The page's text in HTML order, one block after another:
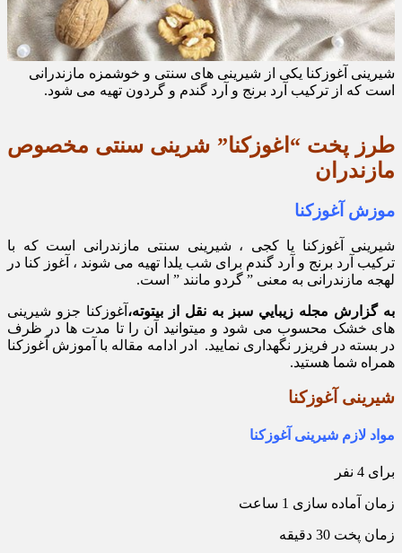
شیرینی آغوزکنا یکی از شیرینی های سنتی و خوشمزه مازندرانی
است که از ترکیب آرد برنج و آرد گندم و گردون تهیه می شود.
طرز پخت “اغوزکنا” شرینی سنتی مخصوص
مازندران
موزش آغوزکنا
شیرینی آغوزکنا یا کجی ، شیرینی سنتی مازندرانی است که با
ترکیب آرد برنج و آرد گندم برای شب یلدا تهیه می شوند ، آغوز کنا در
لهجه مازندرانی به معنی ” گردو مانند ” است.
به گزارش مجله زيبايي سبز به نقل از بیتوته، آغوزکنا جزو شیرینی
های خشک محسوب می شود و میتوانید آن را تا مدت ها در ظرف
در بسته در فریزر نگهداری نمایید. ادر ادامه مقاله با آموزش آغوزکنا
همراه شما هستید.
شیرینی آغوزکنا
مواد لازم شیرینی آغوزکنا
برای 4 نفر
زمان آماده سازی 1 ساعت
زمان پخت 30 دقیقه